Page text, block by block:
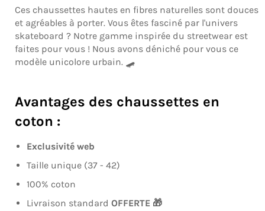
Ces chaussettes hautes en fibres naturelles sont douces
et agréables à porter. Vous êtes fasciné par l'univers
skateboard ? Notre gamme inspirée du streetwear est
faites pour vous ! Nous avons déniché pour vous ce
modèle unicolore urbain. 🛹
Avantages des chaussettes en
coton :
Exclusivité web
Taille unique (37 - 42)
100% coton
Livraison standard OFFERTE 🎁